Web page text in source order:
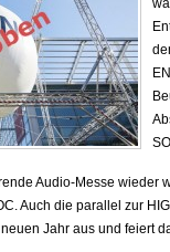
Audio-Messe wieder
Auch die parallel zur
Jahr aus und feiert